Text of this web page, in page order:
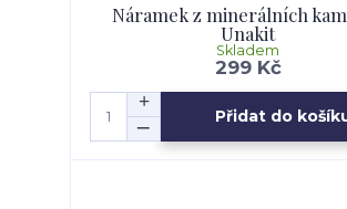
Náramek z minerálních
Unakit
299 Kč
Skladem
Přidat do